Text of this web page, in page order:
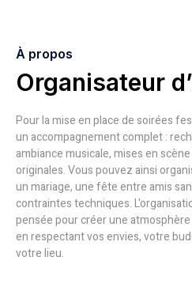
À propos
Organisateur
Pour la mise en place de soirées
un accompagnement complet :
ambiance musicale, mises en
originales. Vous pouvez ainsi
un mariage, une fête entre amis
contraintes techniques.
pensée pour créer une
en respectant vos envies, votre
votre lieu.